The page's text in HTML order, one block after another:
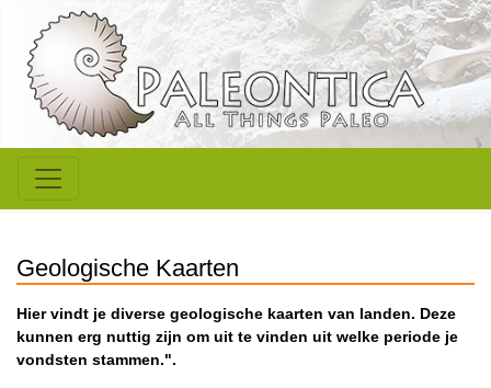
Geologische Kaarten
Hier vindt je diverse geologische kaarten van landen. Deze
kunnen erg nuttig zijn om uit te vinden uit welke periode je
vondsten stammen.".